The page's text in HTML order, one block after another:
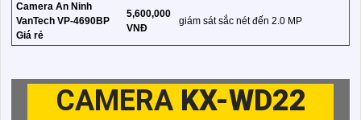
Camera An Ninh
VanTech VP-4690BP
Giá rẻ
5,600,000
VNĐ
giám sát sắc nét đến 2.0 MP
CAMERA KX-WD22